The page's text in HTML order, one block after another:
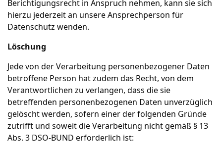
Berichtigungsrecht in Anspruch nehmen, kann sie sich
hierzu jederzeit an unsere Ansprechperson für
Datenschutz wenden.
Löschung
Jede von der Verarbeitung personenbezogener Daten
betroffene Person hat zudem das Recht, von dem
Verantwortlichen zu verlangen, dass die sie
betreffenden personenbezogenen Daten unverzüglich
gelöscht werden, sofern einer der folgenden Gründe
zutrifft und soweit die Verarbeitung nicht gemäß § 13
Abs. 3 DSO-BUND erforderlich ist: